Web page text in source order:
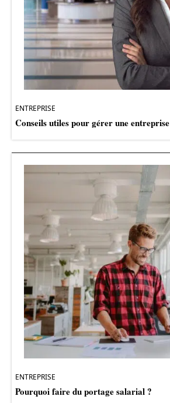
ENTREPRISE
Conseils utiles pour gérer une entreprise
ENTREPRISE
Pourquoi faire du portage salarial ?